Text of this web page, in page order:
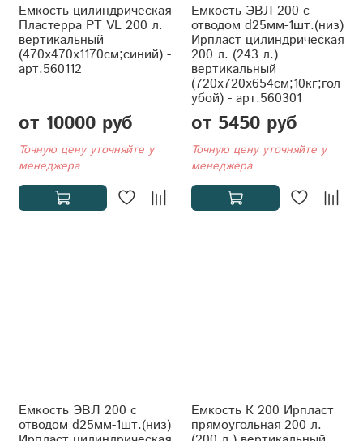
Емкость цилиндрическая
Пластерра PT VL 200 л.
вертикальный
(470x470x1170см;синий) -
арт.560112
от 10000 руб
Точную цену уточняйте у
менеджера
Емкость ЭВЛ 200 с
отводом d25мм-1шт.(низ)
Ирпласт цилиндрическая
200 л. (243 л.)
вертикальный
(720x720x654см;10кг;гол
убой) - арт.560301
от 5450 руб
Точную цену уточняйте у
менеджера
Емкость ЭВЛ 200 с
отводом d25мм-1шт.(низ)
Емкость К 200 Ирпласт
прямоугольная 200 л.